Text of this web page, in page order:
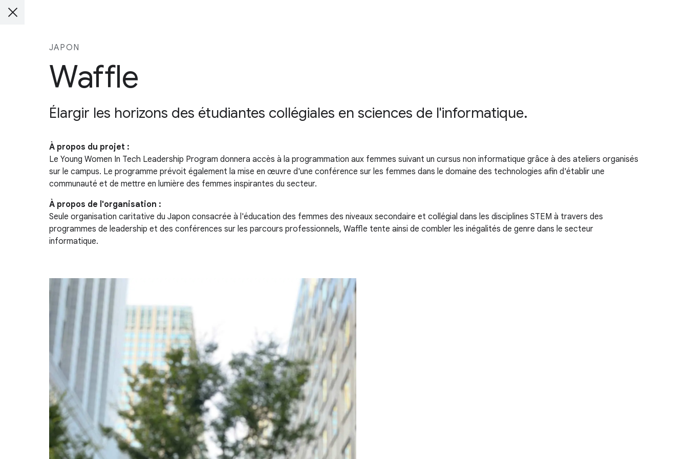
JAPON
Waffle
Élargir les horizons des étudiantes collégiales en sciences de l'informatique.
À propos du projet :
Le Young Women In Tech Leadership Program donnera accès à la programmation aux femmes suivant un cursus non informatique grâce à des ateliers organisés
sur le campus. Le programme prévoit également la mise en œuvre d'une conférence sur les femmes dans le domaine des technologies afin d'établir une
communauté et de mettre en lumière des femmes inspirantes du secteur.
À propos de l'organisation :
Seule organisation caritative du Japon consacrée à l'éducation des femmes des niveaux secondaire et collégial dans les disciplines STEM à travers des
programmes de leadership et des conférences sur les parcours professionnels, Waffle tente ainsi de combler les inégalités de genre dans le secteur
informatique.